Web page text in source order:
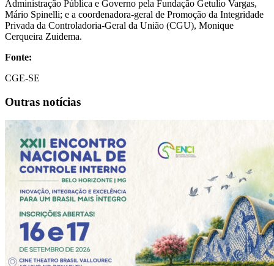
Administração Pública e Governo pela Fundação Getulio Vargas,
Mário Spinelli; e a coordenadora-geral de Promoção da Integridade
Privada da Controladoria-Geral da União (CGU), Monique
Cerqueira Zuidema.
Fonte:
CGE-SE
Outras notícias